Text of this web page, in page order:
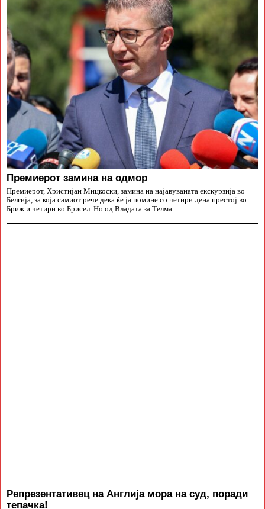
Премиерот замина на одмор
Премиерот, Христијан Мицкоски, замина на најавуваната екскурзија во
Белгија, за која самиот рече дека ќе ја помине со четири дена престој во
Бриж и четири во Брисел. Но од Владата за Телма
Репрезентативец на Англија мора на суд, поради
тепачка!